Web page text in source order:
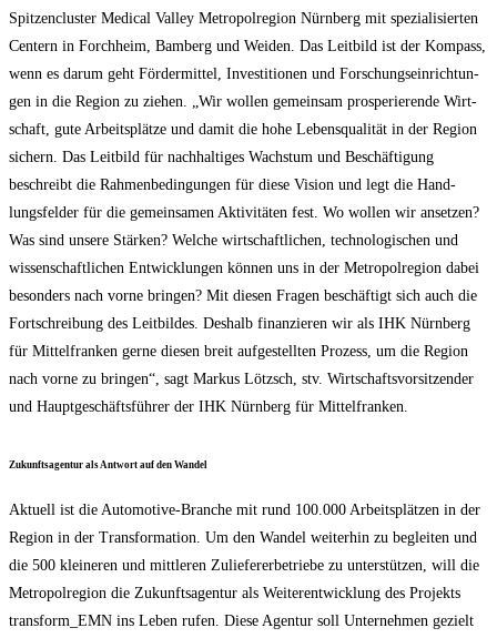
Spit­zen­clus­ter Medi­cal Val­ley Metro­pol­re­gi­on Nürn­berg mit spe­zia­li­sier­ten
Cen­tern in Forch­heim, Bam­berg und Wei­den. Das Leit­bild ist der Kom­pass,
wenn es dar­um geht För­der­mit­tel, Inves­ti­tio­nen und For­schungs­ein­rich­tun­
gen in die Regi­on zu zie­hen. „Wir wol­len gemein­sam pro­spe­rie­ren­de Wirt­
schaft, gute Arbeits­plät­ze und damit die hohe Lebens­qua­li­tät in der Regi­on
sichern. Das Leit­bild für nach­hal­ti­ges Wachs­tum und Beschäf­ti­gung
beschreibt die Rah­men­be­din­gun­gen für die­se Visi­on und legt die Hand­
lungs­fel­der für die gemein­sa­men Akti­vi­tä­ten fest. Wo wol­len wir anset­zen?
Was sind unse­re Stär­ken? Wel­che wirt­schaft­li­chen, tech­no­lo­gi­schen und
wis­sen­schaft­li­chen Ent­wick­lun­gen kön­nen uns in der Metro­pol­re­gi­on dabei
beson­ders nach vor­ne brin­gen? Mit die­sen Fra­gen beschäf­tigt sich auch die
Fort­schrei­bung des Leit­bil­des. Des­halb finan­zie­ren wir als IHK Nürn­berg
für Mit­tel­fran­ken ger­ne die­sen breit auf­ge­stell­ten Pro­zess, um die Regi­on
nach vor­ne zu brin­gen“, sagt Mar­kus Lötzsch, stv. Wirt­schafts­vor­sit­zen­der
und Haupt­ge­schäfts­füh­rer der IHK Nürn­berg für Mittelfranken.
Zukunfts­agen­tur als Ant­wort auf den Wandel
Aktu­ell ist die Auto­mo­ti­ve-Bran­che mit rund 100.000 Arbeits­plät­zen in der
Regi­on in der Trans­for­ma­ti­on. Um den Wan­del wei­ter­hin zu beglei­ten und
die 500 klei­ne­ren und mitt­le­ren Zulie­fe­rer­be­trie­be zu unter­stüt­zen, will die
Metro­pol­re­gi­on die Zukunfts­agen­tur als Wei­ter­ent­wick­lung des Pro­jekts
transform_​EMN ins Leben rufen. Die­se Agen­tur soll Unter­neh­men gezielt